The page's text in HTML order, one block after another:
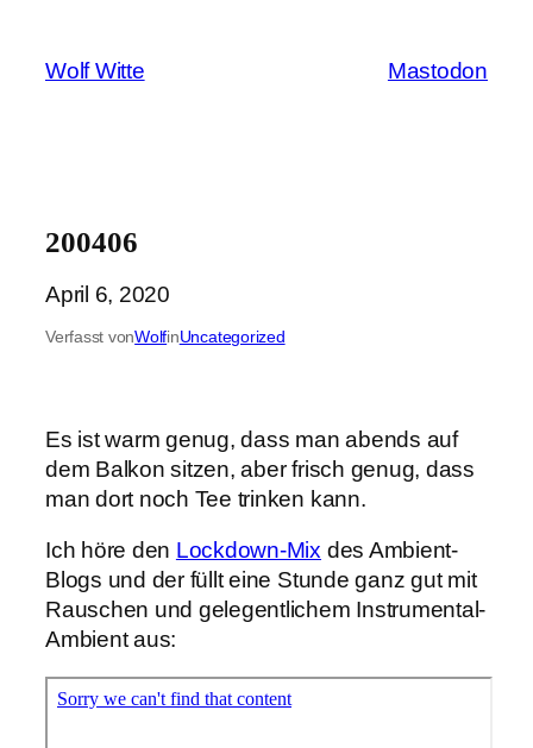
springen
Wolf Witte Mastodon
200406
April 6, 2020
Verfasst vonWolfinUncategorized
Es ist warm genug, dass man abends auf
dem Balkon sitzen, aber frisch genug, dass
man dort noch Tee trinken kann.
Ich höre den Lockdown-Mix des Ambient-
Blogs und der füllt eine Stunde ganz gut mit
Rauschen und gelegentlichem Instrumental-
Ambient aus: